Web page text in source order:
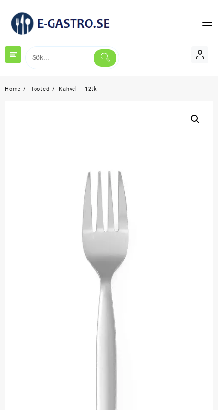
content
Home Tooted Kahvel – 12tk